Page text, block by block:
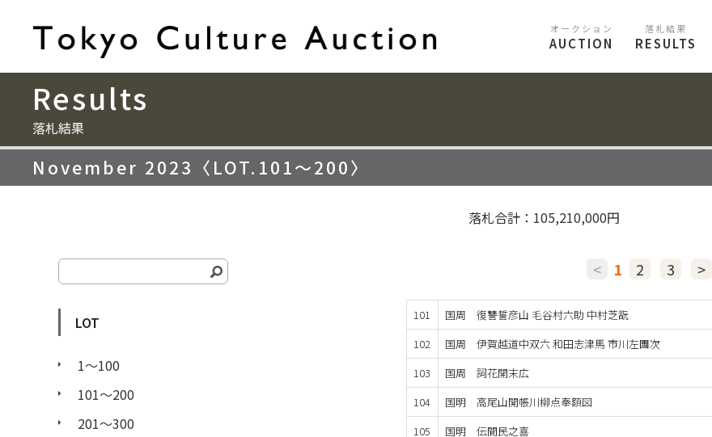
オークション
AUCTION
落札結果
RESULTS
Results
落札結果
November 2023〈LOT.101〜200〉
落札合計：105,210,000円
LOT
1〜100
101〜200
201〜300
< 1 2 3 >
101 国周 復讐誓彦山 毛谷村六助 中村芝翫
102
国周 伊賀越道中双六 和田志津馬 市川左團次
103
国周 詞花開末広
104
国明 高尾山開帳川柳点奉額図
105
国明 伝聞民之喜